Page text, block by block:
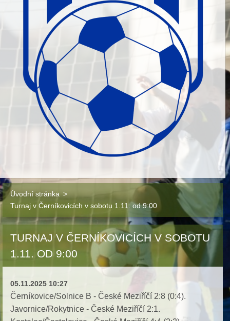
Úvodní stránka >
Turnaj v Černíkovicích v sobotu 1.11. od 9:00
TURNAJ V ČERNÍKOVICÍCH V SOBOTU
1.11. OD 9:00
05.11.2025 10:27
Černíkovice/Solnice B - České Meziříčí 2:8 (0:4).
Javornice/Rokytnice - České Meziříčí 2:1.